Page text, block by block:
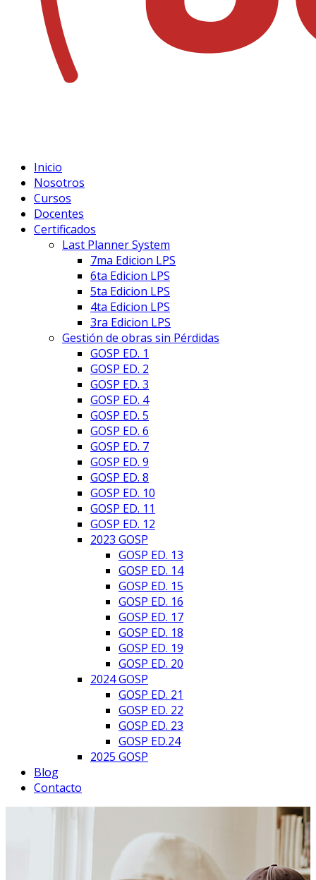
Inicio
Nosotros
Cursos
Docentes
Certificados
Last Planner System
7ma Edicion LPS
6ta Edicion LPS
5ta Edicion LPS
4ta Edicion LPS
3ra Edicion LPS
Gestión de obras sin Pérdidas
GOSP ED. 1
GOSP ED. 2
GOSP ED. 3
GOSP ED. 4
GOSP ED. 5
GOSP ED. 6
GOSP ED. 7
GOSP ED. 9
GOSP ED. 8
GOSP ED. 10
GOSP ED. 11
GOSP ED. 12
2023 GOSP
GOSP ED. 13
GOSP ED. 14
GOSP ED. 15
GOSP ED. 16
GOSP ED. 17
GOSP ED. 18
GOSP ED. 19
GOSP ED. 20
2024 GOSP
GOSP ED. 21
GOSP ED. 22
GOSP ED. 23
GOSP ED.24
2025 GOSP
Blog
Contacto